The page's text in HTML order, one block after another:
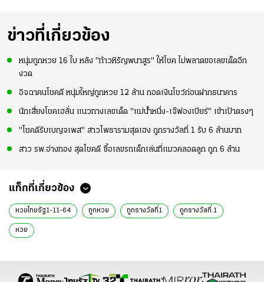
ข่าวที่เกี่ยวข้อง
หนุ่มถูกหวย 16 ใบ หลัง "ท้าวหิรัญพนาสูร" ให้โชค ไม่พลาดขอเลขเด็ดอีก
งวด
อิจฉาคนโชคดี หนุ่มใหญ่ถูกหวย 12 ล้าน กอดเงินโชว์ก่อนฝากธนาคาร
นักเสี่ยงโชคเฮลั่น แนวทางเลขเด็ด "แม่น้ำหนึ่ง-เจ๊ฟองเบียร์" เข้าเป้าตรงๆ
"โชคดีรับเบญจเพส" สาวโพธารามสุดเฮง ถูกรางวัลที่ 1 รับ 6 ล้านบาท
สาว รพ.อ่างทอง สุดโชคดี ซื้อเลขรถเด็กเล่นที่แมวคลอดลูก ถูก 6 ล้าน
แท็กที่เกี่ยวข้อง
หวยไทยรัฐ1-11-64 ถูกหวย ถูกรางวัลที่1 ถูกรางวัลที่ 1
หวย